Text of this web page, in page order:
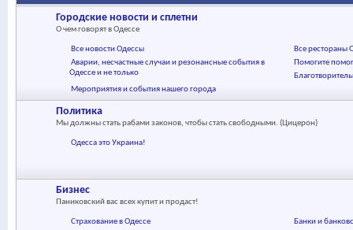
Городские новости и сплетни
О чем говорят в Одессе
Все новости Одессы
Все рестораны
Аварии, несчастные случаи и резонансные события в
Одессе и не только
Помогите
Мероприятия и события нашего города
Политика
Мы должны стать рабами законов, чтобы стать свободными. (Цицерон)
Одесса это Украина!
Бизнес
Паниковский вас всех купит и продаст!
Страхование в Одессе
Банки и